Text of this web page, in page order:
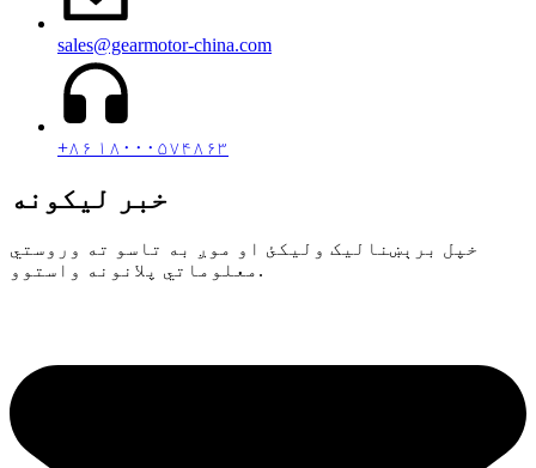
sales@gearmotor-china.com
+۸۶ ۱۸۰۰۰۵۷۴۸۶۳
خبر لیکونه
خپل برېښنالیک ولیکئ او موږ به تاسو ته وروستي
معلوماتي پلانونه واستوو.